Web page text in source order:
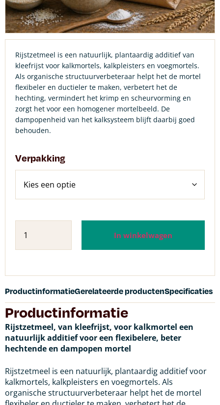
Rijstzetmeel is een natuurlijk, plantaardig additief van
kleefrijst voor kalkmortels, kalkpleisters en voegmortels.
Als organische structuurverbeteraar helpt het de mortel
flexibeler en ductieler te maken, verbetert het de
hechting, vermindert het krimp en scheurvorming en
zorgt het voor een homogener mortelbeeld. De
dampopenheid van het kalksysteem blijft daarbij goed
behouden.
Verpakking
In winkelwagen
ProductinformatieGerelateerde productenSpecificaties
Productinformatie
Rijstzetmeel, van kleefrijst, voor kalkmortel een
natuurlijk additief voor een flexibelere, beter
hechtende en dampopen mortel
Rijstzetmeel is een natuurlijk, plantaardig additief voor
kalkmortels, kalkpleisters en voegmortels. Als
organische structuurverbeteraar helpt het de mortel